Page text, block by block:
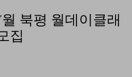
북평 월데이클래
집